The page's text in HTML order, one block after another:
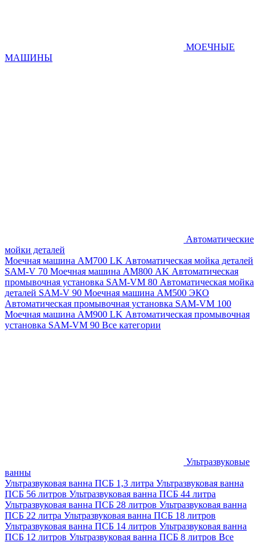
МОЕЧНЫЕ
МАШИНЫ
Автоматические
мойки деталей
Моечная машина AM700 LK Автоматическая мойка деталей
SAM-V 70 Моечная машина АМ800 AK Автоматическая
промывочная установка SAM-VM 80 Автоматическая мойка
деталей SAM-V 90 Моечная машина АМ500 ЭКО
Автоматическая промывочная установка SAM-VM 100
Моечная машина AM900 LK Автоматическая промывочная
установка SAM-VM 90 Все категории
Ультразвуковые
ванны
Ультразвуковая ванна ПСБ 1,3 литра Ультразвуковая ванна
ПСБ 56 литров Ультразвуковая ванна ПСБ 44 литра
Ультразвуковая ванна ПСБ 28 литров Ультразвуковая ванна
ПСБ 22 литра Ультразвуковая ванна ПСБ 18 литров
Ультразвуковая ванна ПСБ 14 литров Ультразвуковая ванна
ПСБ 12 литров Ультразвуковая ванна ПСБ 8 литров Все